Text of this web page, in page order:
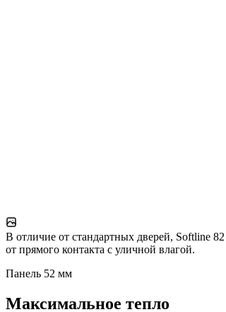
В отличие от стандартных дверей, Softline
от прямого контакта с уличной влагой.
Панель 52 мм
Максимальное тепло